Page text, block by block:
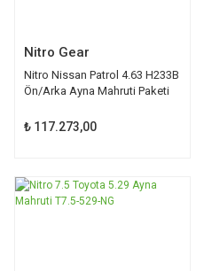
Nitro Gear
Nitro Nissan Patrol 4.63 H233B
Ön/Arka Ayna Mahruti Paketi
₺ 117.273,00